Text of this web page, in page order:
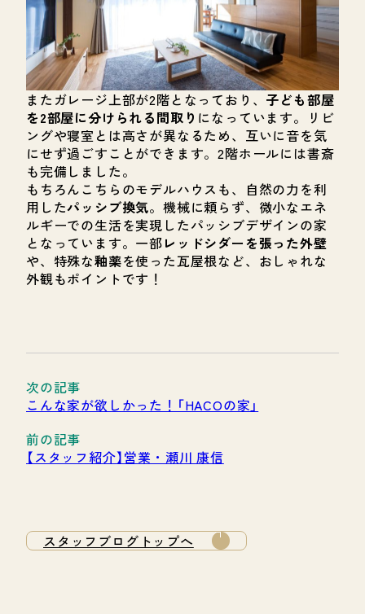
またガレージ上部が2階となっており、 子ども部屋
を2部屋に分けられる間取り になっています。リビ
ングや寝室とは高さが異なるため、互いに音を気
にせず過ごすことができます。2階ホールには書斎
も完備しました。
もちろんこちらのモデルハウスも、自然の力を利
用したパッシブ換気。機械に頼らず、微小なエネ
ルギーでの生活を実現したパッシブデザインの家
となっています。一部レッドシダーを張った外壁
や、特殊な釉薬を使った瓦屋根など、おしゃれな
外観もポイントです！
こんな家が欲しかった！「HACOの家」
【スタッフ紹介】営業・瀬川 康信
スタッフブログトップへ